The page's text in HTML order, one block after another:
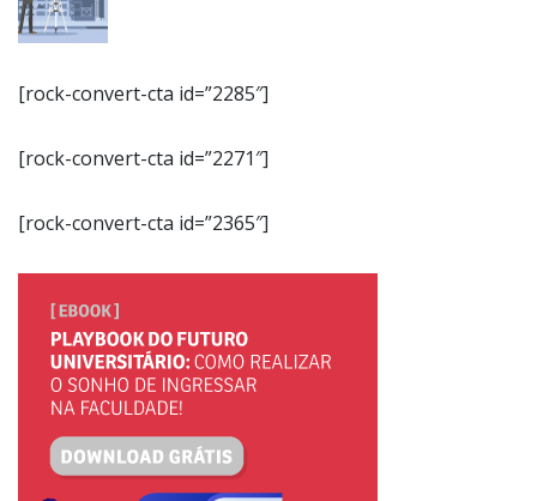
[rock-convert-cta id=”2285″]
[rock-convert-cta id=”2271″]
[rock-convert-cta id=”2365″]